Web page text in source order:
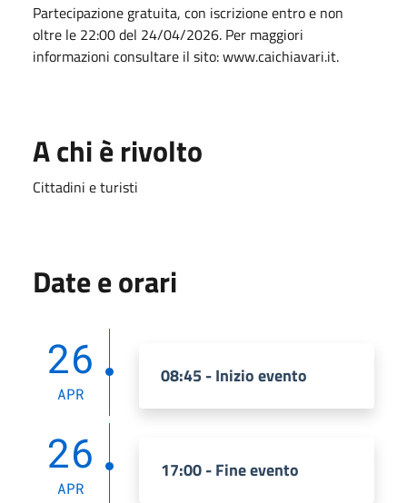
Partecipazione gratuita, con iscrizione entro e non
oltre le 22:00 del 24/04/2026. Per maggiori
informazioni consultare il sito: www.caichiavari.it.
A chi è rivolto
Cittadini e turisti
Date e orari
26
APR
08:45 - Inizio evento
26
APR
17:00 - Fine evento